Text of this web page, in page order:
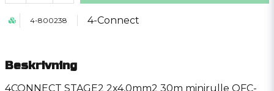
4-800238 4-Connect
Beskrivning
4CONNECT STAGE2 2x4,0mm2 30m minirulle OFC-